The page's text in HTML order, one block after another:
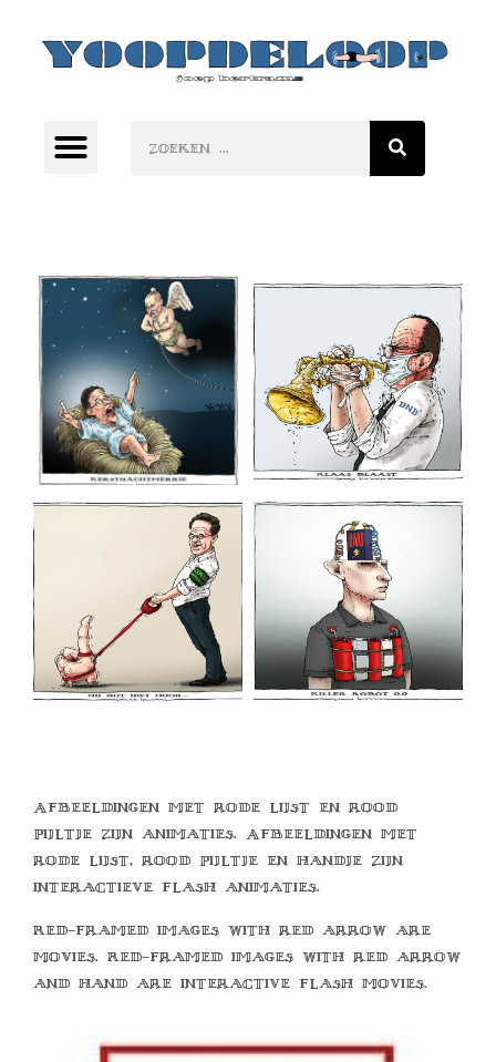
Afbeeldingen met rode lijst en rood
pijltje zijn animaties. Afbeeldingen met
rode lijst, rood pijltje en handje zijn
interactieve flash animaties.
Red-framed images with red arrow are
movies. Red-framed images with red arrow
and hand are interactive flash movies.